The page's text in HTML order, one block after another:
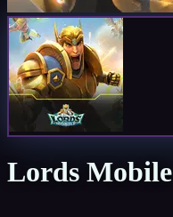
Lords Mobile